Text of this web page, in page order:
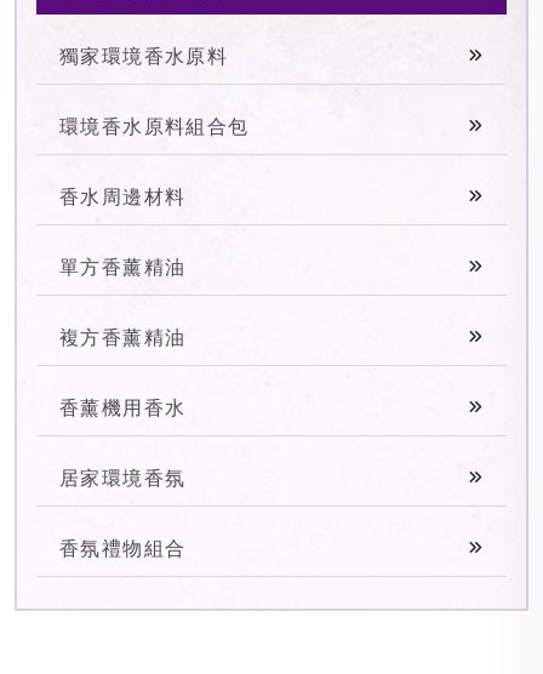
獨家環境香水原料
環境香水原料組合包
香水周邊材料
單方香薰精油
複方香薰精油
香薰機用香水
居家環境香氛
香氛禮物組合